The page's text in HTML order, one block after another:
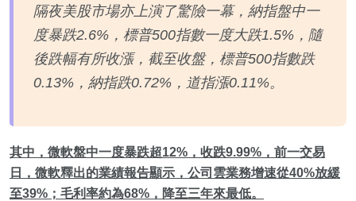
隔夜美股市場亦上演了驚險一幕，納指盤中一
度暴跌2.6%，標普500指數一度大跌1.5%，隨
後跌幅有所收漲，截至收盤，標普500指數跌
0.13%，納指跌0.72%，道指漲0.11%。
其中，微軟盤中一度暴跌超12%，收跌9.99%，前一交易
日，微軟釋出的業績報告顯示，公司雲業務增速從40%放緩
至39%；毛利率約為68%，降至三年來最低。